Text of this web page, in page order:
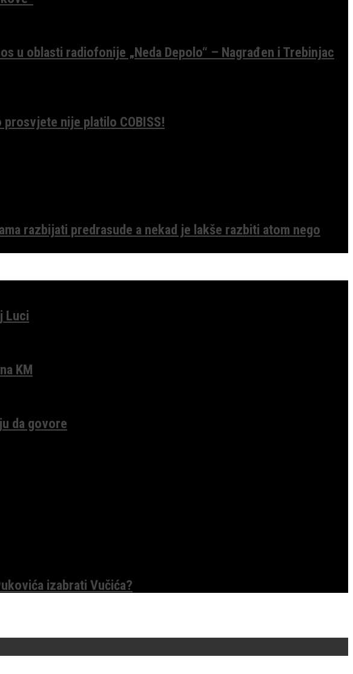
u oblasti radiofonije „Neda Depolo“ – Nagrađen i Trebinjac
nije platilo COBISS!
razbijati predrasude a nekad je lakše razbiti atom nego
Luci
KM
da govore
izabrati Vučića?